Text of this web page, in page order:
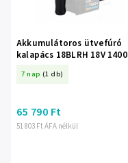
Akkumulátoros ütvefúró
kalapács 18BLRH 18V 1400
7 nap (1 db)
51 803 Ft ÁFA nélkül
65 790 Ft